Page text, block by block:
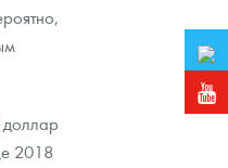
доллар
2018